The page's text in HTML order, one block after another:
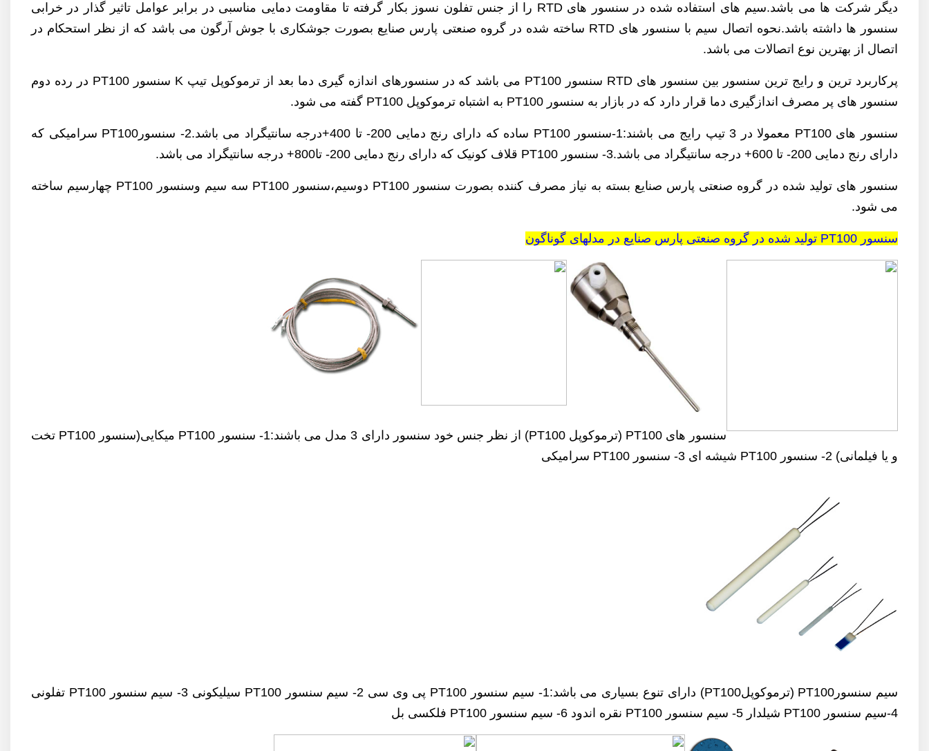
دیگر شرکت ها می باشد.سیم های استفاده شده در سنسور های RTD را از جنس تفلون نسوز بکار گرفته تا مقاومت دمایی مناسبی در برابر عوامل تاثیر گذار در خرابی
سنسور ها داشته باشد.نحوه اتصال سیم با سنسور های RTD ساخته شده در گروه صنعتی پارس صنایع بصورت جوشکاری با جوش آرگون می باشد که از نظر استحکام در
اتصال از بهترین نوع اتصالات می باشد.
پرکاربرد ترین و رایج ترین سنسور بین سنسور های RTD سنسور PT100 می باشد که در سنسورهای اندازه گیری دما بعد از ترموکوپل تیپ K سنسور PT100 در رده دوم
سنسور های پر مصرف اندازگیری دما قرار دارد که در بازار به سنسور PT100 به اشتباه ترموکوپل PT100 گفته می شود.
سنسور های PT100 معمولا در 3 تیپ رایج می باشند:1-سنسور PT100 ساده که دارای رنج دمایی 200- تا 400+درجه سانتیگراد می باشد.2- سنسورPT100 سرامیکی که
دارای رنج دمایی 200- تا 600+ درجه سانتیگراد می باشد.3- سنسور PT100 قلاف کونیک که دارای رنج دمایی 200- تا800+ درجه سانتیگراد می باشد.
سنسور های تولید شده در گروه صنعتی پارس صنایع بسته به نیاز مصرف کننده بصورت سنسور PT100 دوسیم،سنسور PT100 سه سیم وسنسور PT100 چهارسیم ساخته
می شود.
سنسور PT100 تولید شده در گروه صنعتی پارس صنایع در مدلهای گوناگون
سنسور های PT100 (ترموکوپل PT100) از نظر جنس خود سنسور دارای 3 مدل می باشند:1- سنسور PT100 میکایی(سنسور PT100 تخت
و یا فیلمانی) 2- سنسور PT100 شیشه ای 3- سنسور PT100 سرامیکی
سیم سنسور PT100 (ترموکوپل PT100) دارای تنوع بسیاری می باشد:1- سیم سنسور PT100 پی وی سی 2- سیم سنسورPT100 سیلیکونی 3- سیم سنسور
PT100 تفلونی
4- سیم سنسور PT100 شیلدار 5- سیم سنسور PT100 نقره اندود 6- سیم سنسور PT100 فلکسی بل